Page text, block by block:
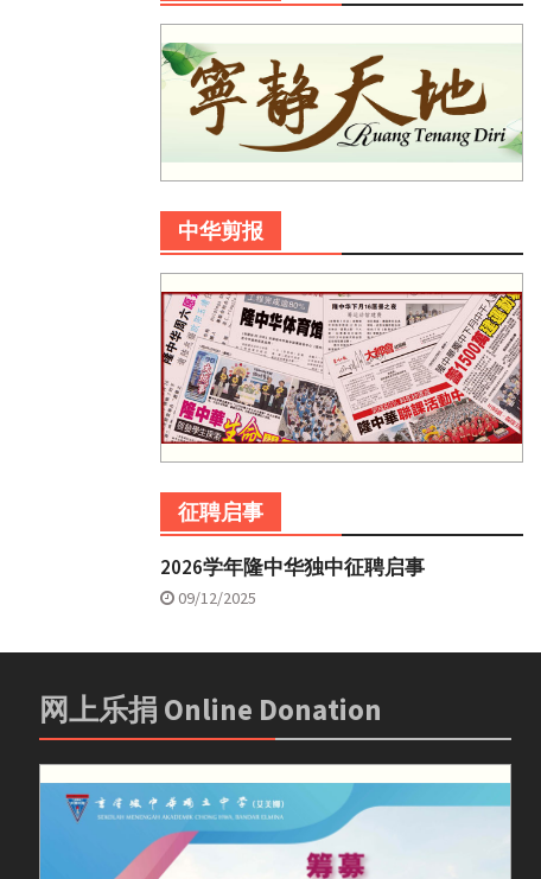
中华剪报
征聘启事
2026学年隆中华独中征聘启事
09/12/2025
网上乐捐 Online Donation